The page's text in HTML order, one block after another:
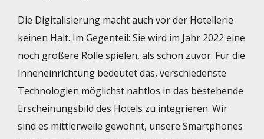
Die Digitalisierung macht auch vor der Hotellerie
keinen Halt. Im Gegenteil: Sie wird im Jahr 2022 eine
noch größere Rolle spielen, als schon zuvor. Für die
Inneneinrichtung bedeutet das, verschiedenste
Technologien möglichst nahtlos in das bestehende
Erscheinungsbild des Hotels zu integrieren. Wir
sind es mittlerweile gewohnt, unsere Smartphones